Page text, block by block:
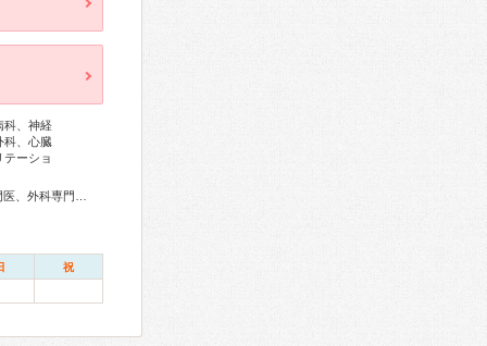
科、神経
科、心臓
ーショ
祝